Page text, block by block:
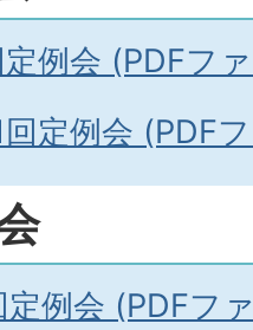
定例会 (PDFフ
回定例会 (PDF
定例会 (PDFフ